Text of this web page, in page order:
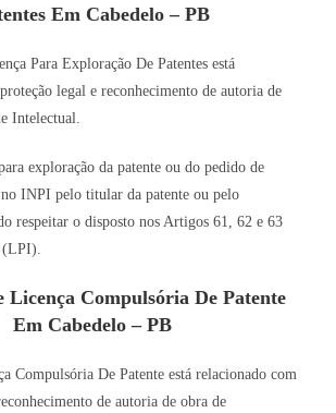
Em Cabedelo – PB
Para Exploração De Patentes está
legal e reconhecimento de autoria de
Intelectual.
exploração da patente ou do pedido de
no INPI pelo titular da patente ou pelo
respeitar o disposto nos Artigos 61, 62 e 63
Licença Compulsória De Patente
Em Cabedelo – PB
Compulsória De Patente está relacionado com
de autoria de obra de